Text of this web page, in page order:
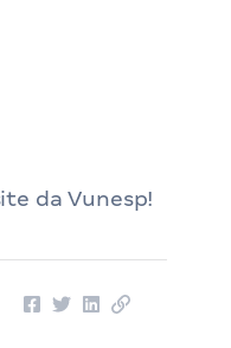
da Vunesp!